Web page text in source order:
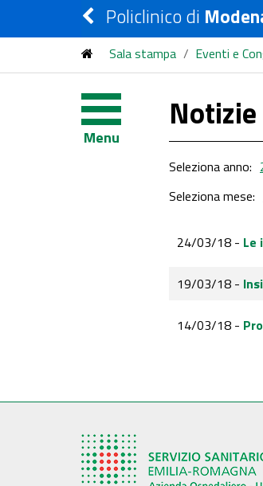
Policlinico di
Sala stampa / Eventi e
Menu
Seleziona anno:
Seleziona mese:
24/03/18 - Le
19/03/18 -
14/03/18 -